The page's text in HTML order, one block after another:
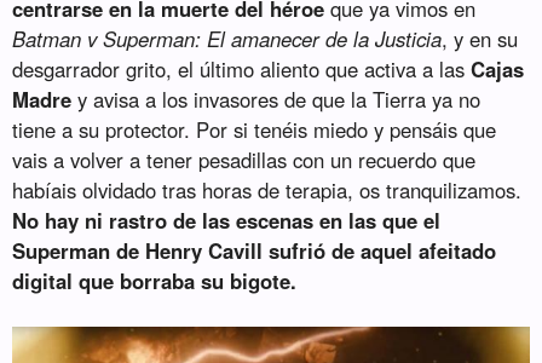
centrarse en la muerte del héroe que ya vimos en
Batman v Superman: El amanecer de la Justicia, y en su
desgarrador grito, el último aliento que activa a lasCajas
Madre y avisa a los invasores de que la Tierra ya no
tiene a su protector. Por si tenéis miedo y pensáis que
vais a volver a tener pesadillas con un recuerdo que
habíais olvidado tras horas de terapia, os tranquilizamos.
No hay ni rastro de las escenas en las que el
Superman de Henry Cavill sufrió de aquel afeitado
digital que borraba su bigote.